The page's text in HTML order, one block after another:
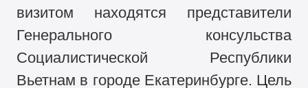
визитом находятся представители
Генерального консульства
Социалистической Республики
Вьетнам в городе Екатеринбурге. Цель